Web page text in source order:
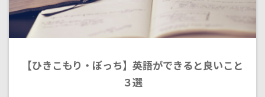
【ひきこもり・ぼっち】英語ができると良いこと
３選